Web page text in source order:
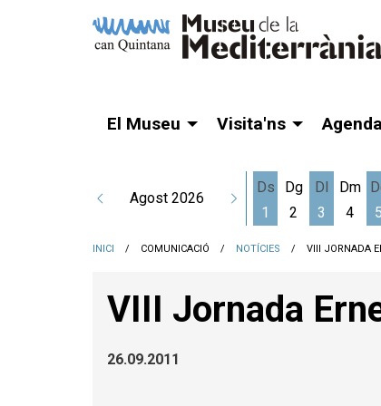
El Museu Visita'ns Agenda
Agost 2026
Ds
1
Dg
2
Dl
3
Dm
4
5
INICI COMUNICACIÓ NOTÍCIES VIII JORNADA
VIII Jornada
26.09.2011